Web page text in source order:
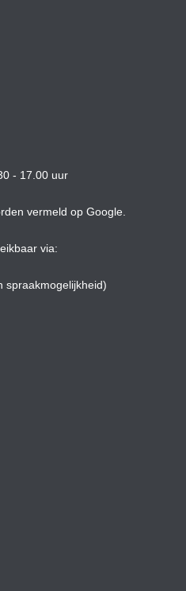
- 17.00 uur
vermeld op Google.
via:
spraakmogelijkheid)